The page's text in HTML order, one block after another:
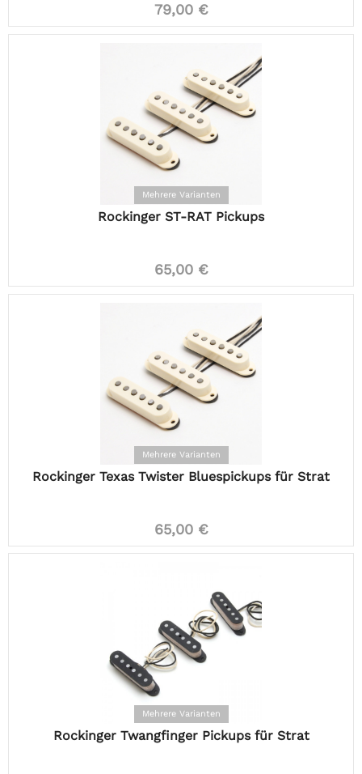
79,00 €
Mehrere Varianten
Rockinger ST-RAT Pickups
65,00 €
Mehrere Varianten
Rockinger Texas Twister Bluespickups für Strat
65,00 €
Mehrere Varianten
Rockinger Twangfinger Pickups für Strat